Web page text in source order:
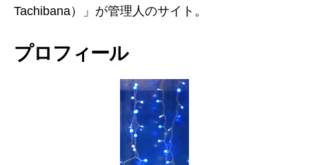
Tachibana）」が管理人のサイト。
プロフィール